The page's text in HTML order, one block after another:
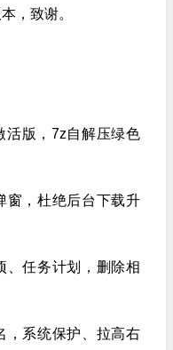
，致谢。
活版，7z自解压绿色
窗，杜绝后台下载升
、任务计划，删除相
，系统保护、拉高右